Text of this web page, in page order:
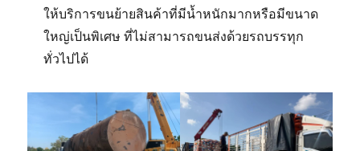
ให้บริการขนย้ายสินค้าที่มีน้ำหนักมากหรือมีขนาด
ใหญ่เป็นพิเศษ ที่ไม่สามารถขนส่งด้วยรถบรรทุก
ทั่วไปได้